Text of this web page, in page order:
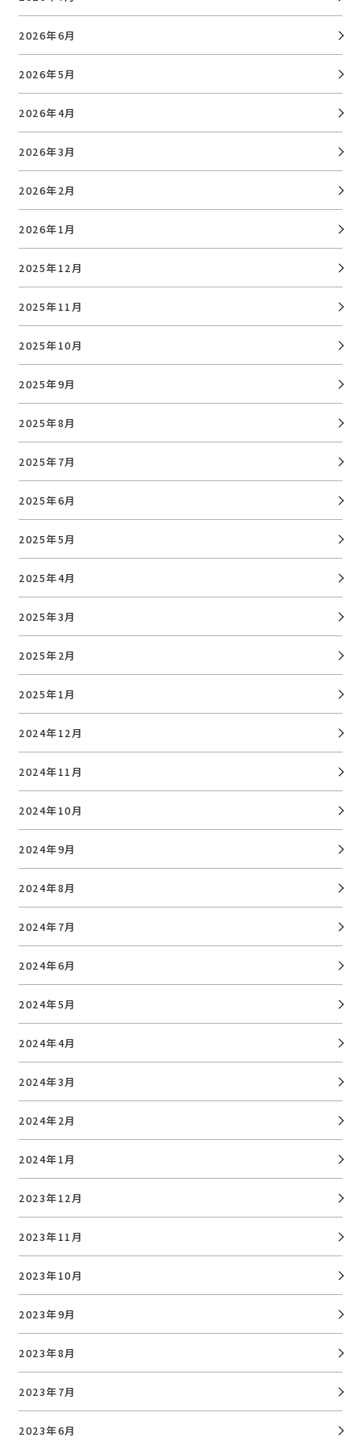
2026年6月
2026年5月
2026年4月
2026年3月
2026年2月
2026年1月
2025年12月
2025年11月
2025年10月
2025年9月
2025年8月
2025年7月
2025年6月
2025年5月
2025年4月
2025年3月
2025年2月
2025年1月
2024年12月
2024年11月
2024年10月
2024年9月
2024年8月
2024年7月
2024年6月
2024年5月
2024年4月
2024年3月
2024年2月
2024年1月
2023年12月
2023年11月
2023年10月
2023年9月
2023年8月
2023年7月
2023年6月